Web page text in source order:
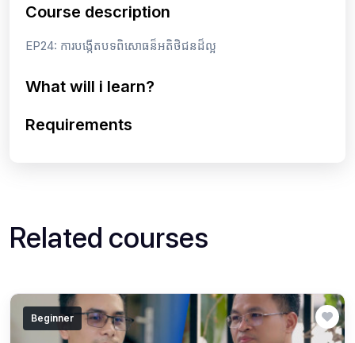
Course description
EP24: ការបង្កើតបទពិសោធន៏អតិថិជនដ៏ល្អ
What will i learn?
Requirements
Related courses
Beginner